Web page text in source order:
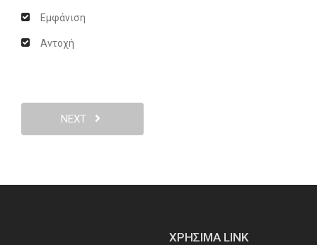
Εμφάνιση
Αντοχή
NEXT
ΧΡΗΣΙΜΑ LINK